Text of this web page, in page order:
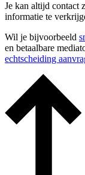
Je kan altijd contact
informatie te
Wil je bijvoorbeeld
en betaalbare
echtscheiding